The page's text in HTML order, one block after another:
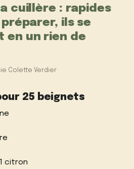
cuillère : rapides
ils se
en un rien de
Colette Verdier
25 beignets
citron